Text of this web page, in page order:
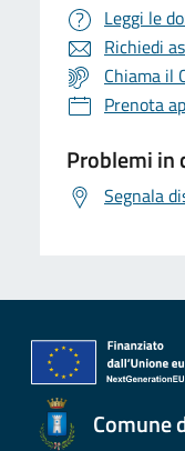
Leggi le
Richiedi
Chiama il
Prenota
Problemi in
Segnala
Comune